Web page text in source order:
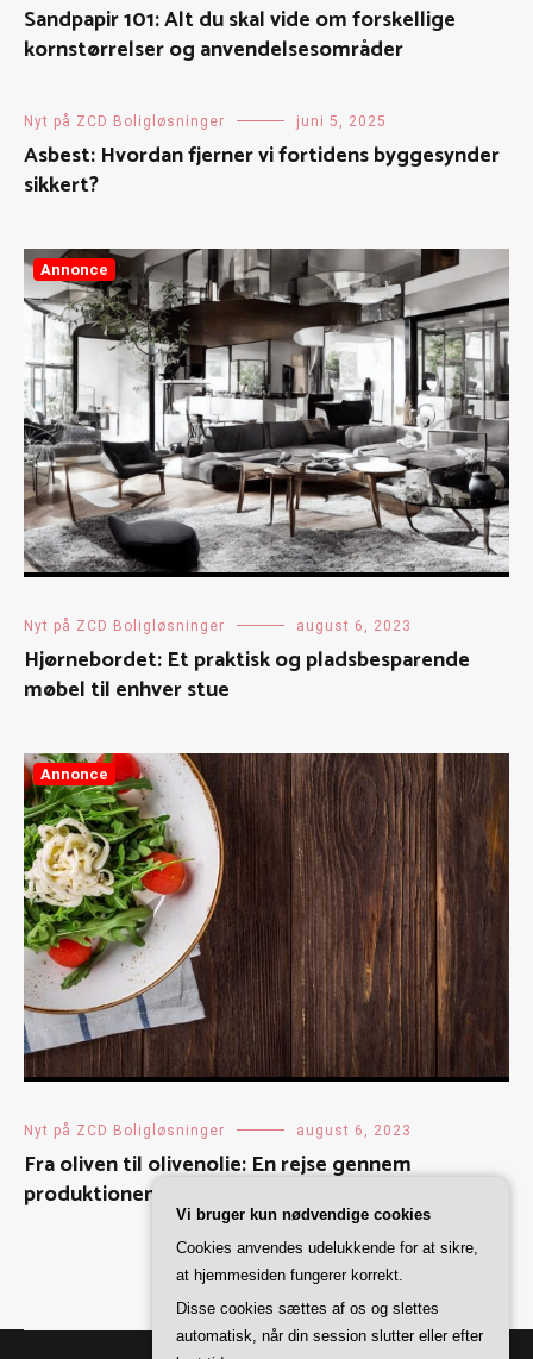
Sandpapir 101: Alt du skal vide om forskellige
kornstørrelser og anvendelsesområder
Nyt på ZCD Boligløsninger juni 5, 2025
Asbest: Hvordan fjerner vi fortidens byggesynder
sikkert?
Annonce
Nyt på ZCD Boligløsninger august 6, 2023
Hjørnebordet: Et praktisk og pladsbesparende
møbel til enhver stue
Annonce
Nyt på ZCD Boligløsninger august 6, 2023
Fra oliven til olivenolie: En rejse gennem
produktionen
Vi bruger kun nødvendige cookies
Cookies anvendes udelukkende for at sikre,
at hjemmesiden fungerer korrekt.
Disse cookies sættes af os og slettes
automatisk, når din session slutter eller efter